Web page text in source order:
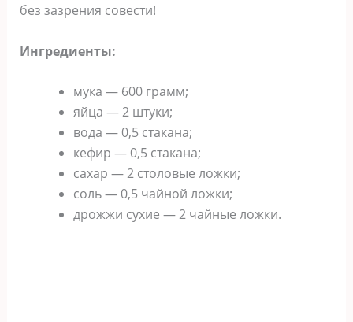
без зазрения совести!
Ингредиенты:
мука — 600 грамм;
яйца — 2 штуки;
вода — 0,5 стакана;
кефир — 0,5 стакана;
сахар — 2 столовые ложки;
соль — 0,5 чайной ложки;
дрожжи сухие — 2 чайные ложки.